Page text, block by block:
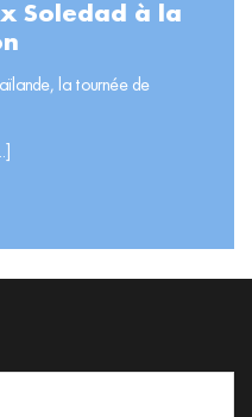
x Soledad à la
la tournée de